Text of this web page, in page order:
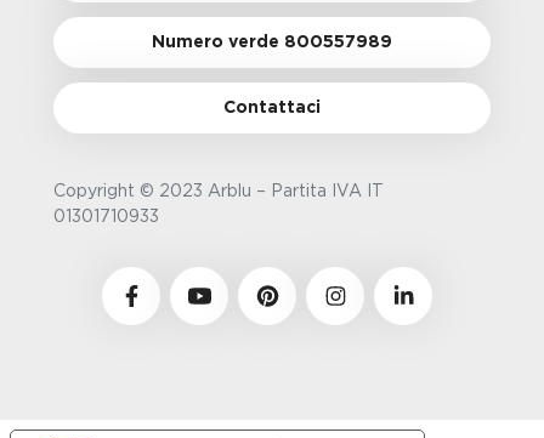
Numero verde 800557989
Contattaci
Copyright © 2023 Arblu – Partita IVA IT
01301710933